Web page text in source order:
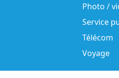
Photo /
Service
Télécom
Voyage